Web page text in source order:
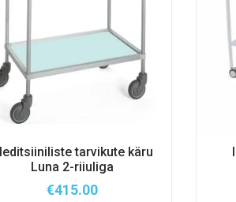
tarvikute käru
Luna 2-riiuliga
€415.00